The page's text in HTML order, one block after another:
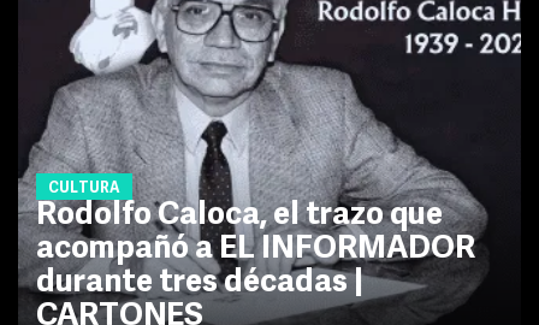
CULTURA
Rodolfo Caloca, el trazo que
acompañó a EL INFORMADOR
durante tres décadas |
CARTONES